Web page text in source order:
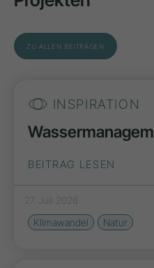
ZU ALLEN BEITRÄGEN
INSPIRATION
BEITRAG LESEN
27. Juli 2026
Klimawandel
Natur